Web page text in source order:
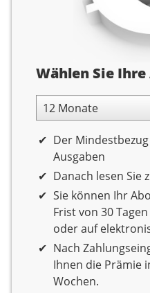
Abolaufzeit
Wählen Sie
12 Monate Laufzeit
Der
Ausgaben
Danach lesen Sie
Sie können Ihr
Frist von 30
oder auf
Nach
Ihnen die Prämie
Wochen.